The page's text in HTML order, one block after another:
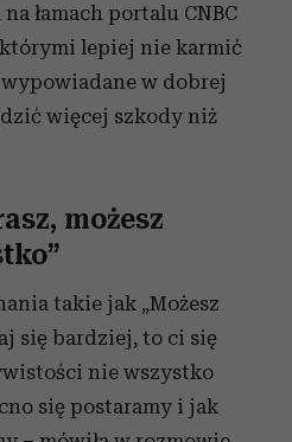
łamach portalu CNBC
którymi lepiej nie karmić
w dobrej
więcej szkody niż
możesz
takie jak „Możesz
się bardziej, to ci się
nie wszystko
się postaramy i jak